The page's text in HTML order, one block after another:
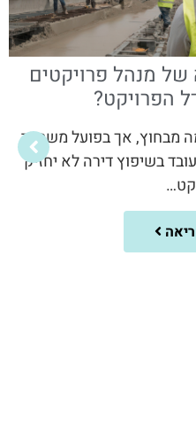
מנהל פרויקטים
הפרויקט?
מבחוץ, אך בפועל משתנה
בשיפוץ דירה לא יחזיק